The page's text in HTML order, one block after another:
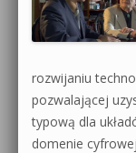
rozwijaniu
pozwalającej
typową dla
domenie